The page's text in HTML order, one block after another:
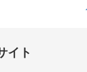
イト